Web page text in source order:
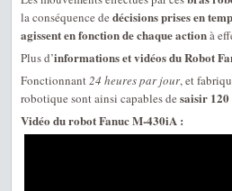
la conséquence de décisions prises en
agissent en fonction de chaque actionà
Plus d’informations et vidéos du Robot
Fonctionnant24 heures par jour, et
robotique sont ainsi capables de saisir
Vidéo du robot Fanuc M-430iA :